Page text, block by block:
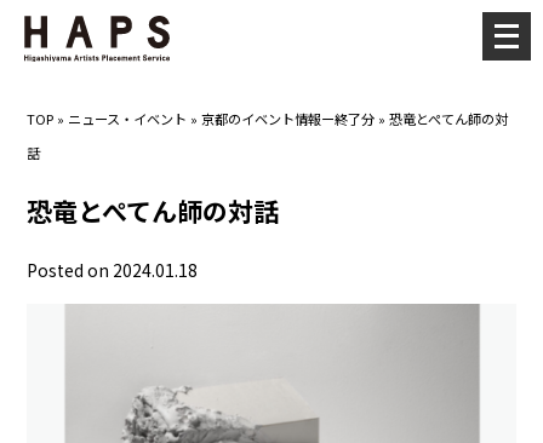
TOP » ニュース・イベント »京都のイベント情報ー終了分 »恐竜とぺてん師の対
話
恐竜とぺてん師の対話
Posted on 2024.01.18
メ
ニ
ー